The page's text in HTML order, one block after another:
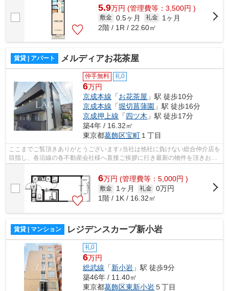
5.9万円 (管理費等：3,500円 )
敷金 0.5ヶ月 礼金
1ヶ月
2階 / 1R / 22.60㎡
賃貸 | アパート メルディアお花茶屋
仲手無料 礼0
6万円
京成本線 「お花茶屋 」駅 徒歩10分
京成本線 「堀切菖蒲園 」駅 徒歩16分
京成押上線 「四ツ木 」駅 徒歩17分
築4年 / 16.32㎡
東京都葛飾区宝町 １丁目
ここまでご覧頂きありがとうございます♪当社は他社に負けない総合仲介店を
目指し、各沿線の各不動産会社様へ直接ご挨拶に行き最新の物件を頂きお客
様へ提供しております！最新の情報は...
6万円 (管理費等：5,000円 )
敷金 1ヶ月 礼金 0万円
1階 / 1K / 16.32㎡
賃貸 | マンション レジデンスカープ新小岩
礼0
6万円
総武線 「新小岩 」駅 徒歩9分
築46年 / 11.40㎡
東京都葛飾区東新小岩５丁目